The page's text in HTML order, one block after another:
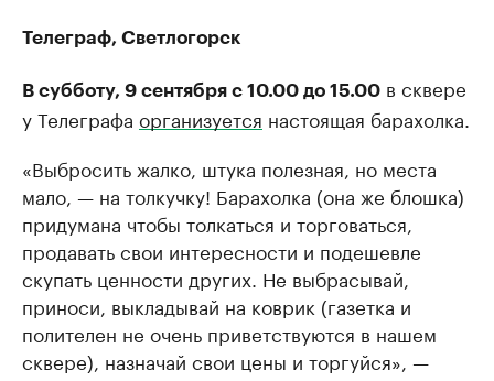
Телеграф, Светлогорск
В субботу, 9 сентября с 10.00 до 15.00 в сквере
у Телеграфа организуется настоящая барахолка.
«Выбросить жалко, штука полезная, но места
мало, — на толкучку! Барахолка (она же блошка)
придумана чтобы толкаться и торговаться,
продавать свои интересности и подешевле
скупать ценности других. Не выбрасывай,
приноси, выкладывай на коврик (газетка и
полителен не очень приветствуются в нашем
сквере), назначай свои цены и торгуйся», —